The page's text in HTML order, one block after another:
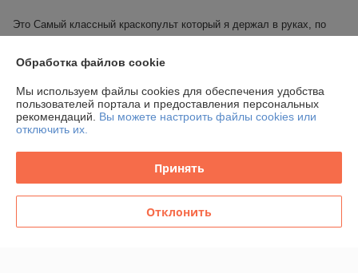
Это Самый классный краскопульт который я держал в руках, по
весу очень удобно, по эргономике супер комфортно, в руке лежит
очень как влитой, пробовал красить остался доволен, ствол
рекомендую 👍, своих денег однозначно стоит
Сделка подтверждена через корзину
О нас
Обработка файлов cookie
Мы используем файлы cookies для обеспечения удобства
пользователей портала и предоставления персональных
рекомендаций. Вы можете настроить файлы cookies или
отключить их.
Принять
Отклонить